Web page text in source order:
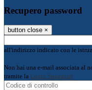
Recupero password
button close ×
all'indirizzo indicato con le
Non hai una e-mail associata al
tramite la Login Spaggiari